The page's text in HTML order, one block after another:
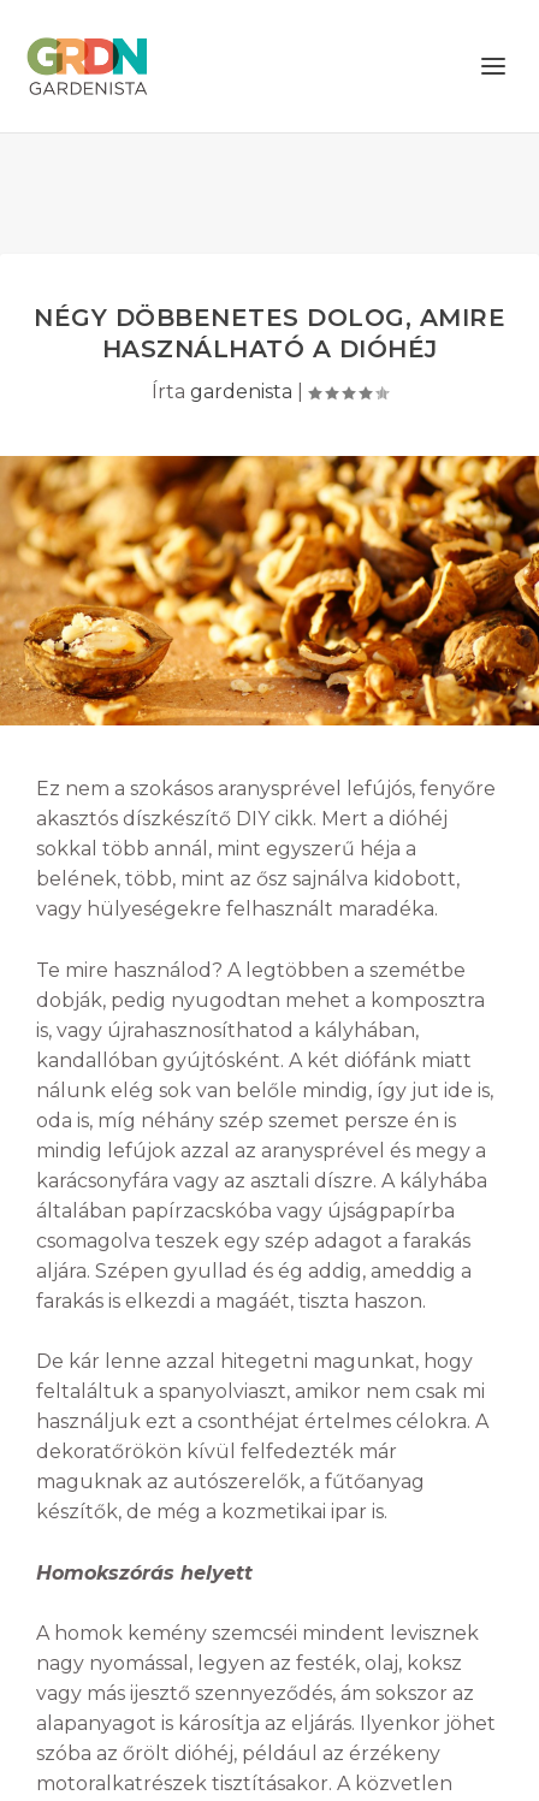
NÉGY DÖBBENETES DOLOG, AMIRE
HASZNÁLHATÓ A DIÓHÉJ
Írta gardenista
Ez nem a szokásos aranysprével lefújós, fenyőre
akasztós díszkészítő DIY cikk. Mert a dióhéj
sokkal több annál, mint egyszerű héja a
belének, több, mint az ősz sajnálva kidobott,
vagy hülyeségekre felhasznált maradéka.
Te mire használod? A legtöbben a szemétbe
dobják, pedig nyugodtan mehet a komposztra
is, vagy újrahasznosíthatod a kályhában,
kandallóban gyújtósként. A két diófánk miatt
nálunk elég sok van belőle mindig, így jut ide is,
oda is, míg néhány szép szemet persze én is
mindig lefújok azzal az aranysprével és megy a
karácsonyfára vagy az asztali díszre. A kályhába
általában papírzacskóba vagy újságpapírba
csomagolva teszek egy szép adagot a farakás
aljára. Szépen gyullad és ég addig, ameddig a
farakás is elkezdi a magáét, tiszta haszon.
De kár lenne azzal hitegetni magunkat, hogy
feltaláltuk a spanyolviaszt, amikor nem csak mi
használjuk ezt a csonthéjat értelmes célokra. A
dekoratőrökön kívül felfedezték már
maguknak az autószerelők, a fűtőanyag
készítők, de még a kozmetikai ipar is.
Homokszórás helyett
A homok kemény szemcséi mindent levisznek
nagy nyomással, legyen az festék, olaj, koksz
vagy más ijesztő szennyeződés, ám sokszor az
alapanyagot is károsítja az eljárás. Ilyenkor jöhet
szóba az őrölt dióhéj, például az érzékeny
motoralkatrészek tisztításakor. A közvetlen